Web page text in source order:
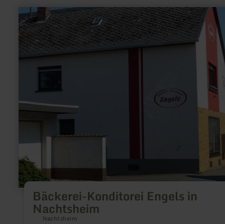
Bäckerei-Konditorei Engels in
Nachtsheim
Nachtsheim
mehr
erfahren
zu:
Bäckerei-
Konditorei
Engels
in
Nachtsheim